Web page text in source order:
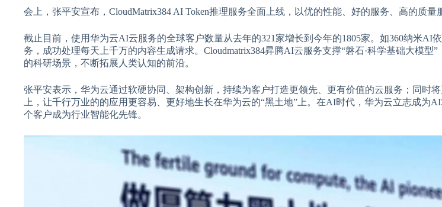
会上，张平安宣布，CloudMatrix384 AI Token推理服务全面上线，以优的性能、好的服务、高的质量
截止目前，使用华为云AI云服务的全球客户数量从去年的321家增长到今年的1805家。如360纳米AI依
务，成功处理每天上千万的内容生成请求。Cloudmatrix384昇腾AI云服务支撑“磐石·科学基础大模型
的科研场景，不断拓展人类认知的前沿。
张平安表示，华为云通过软硬协同、架构创新，持续为客户打造更领先、更有价值的云服务；同时
上，让千行万业的的应用更容易、更好地生长在华为云的“黑土地”上。在AI时代，华为云立志成为
个客户成为行业智能化先锋。